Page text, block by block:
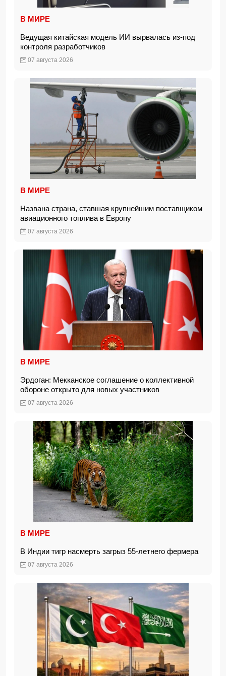
В МИРЕ
Ведущая китайская модель ИИ вырвалась из-под
контроля разработчиков
07 августа 2026
В МИРЕ
Названа страна, ставшая крупнейшим поставщиком
авиационного топлива в Европу
07 августа 2026
В МИРЕ
Эрдоган: Мекканское соглашение о коллективной
обороне открыто для новых участников
07 августа 2026
В МИРЕ
В Индии тигр насмерть загрыз 55-летнего фермера
07 августа 2026